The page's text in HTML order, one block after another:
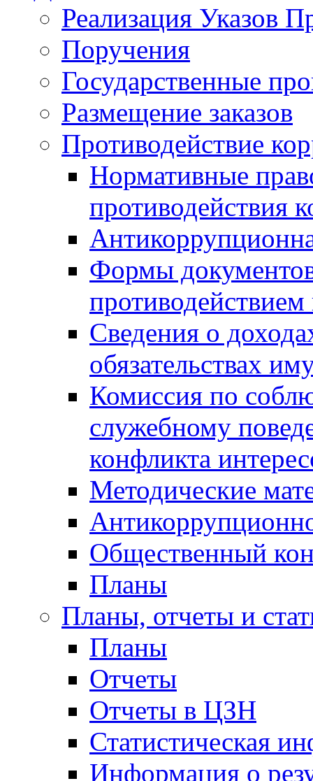
Реализация Указов
Поручения
Государственные
Размещение заказов
Противодействие
Нормативные
противодействия
Формы
Сведения о
обязательствах
Комиссия по
служебному
конфликта
Методические
Общественный
Планы
Планы, отчеты и
Планы
Отчеты
Отчеты в ЦЗН
Статистическая
Информация о